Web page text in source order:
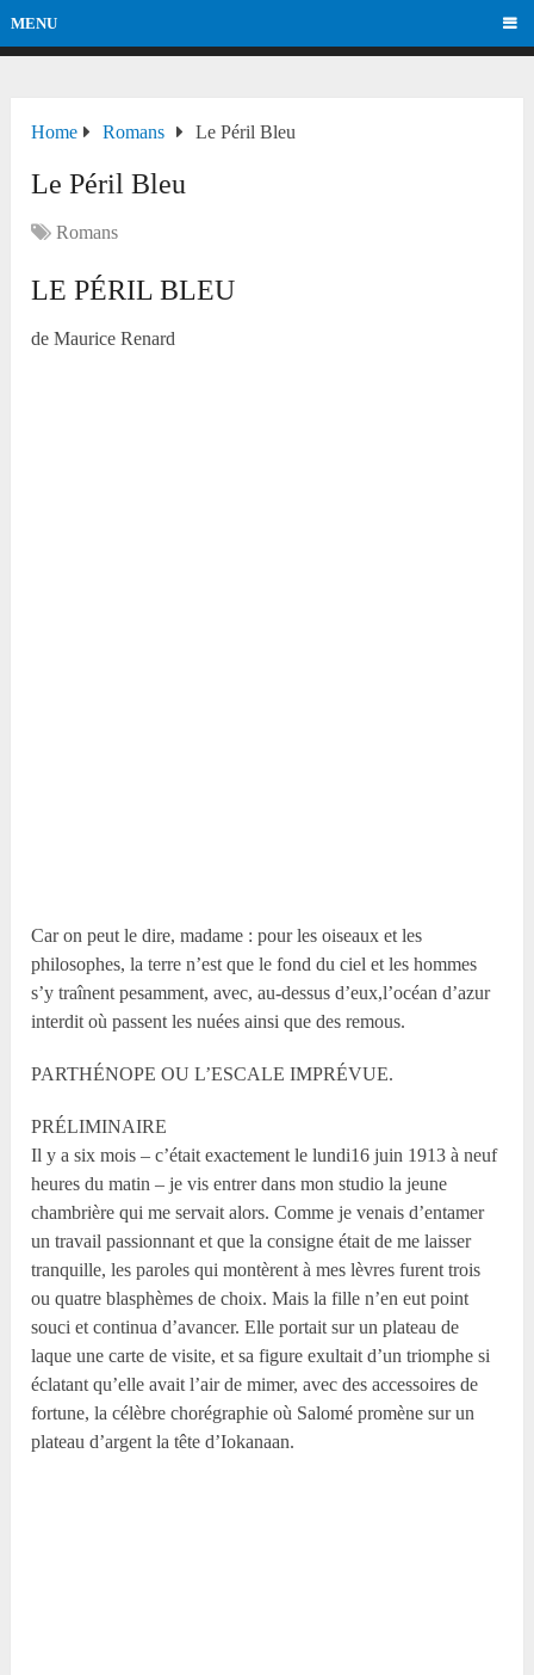
MENU
Home Romans Le Péril Bleu
Le Péril Bleu
Romans
LE PÉRIL BLEU
de Maurice Renard
Car on peut le dire, madame : pour les oiseaux et les
philosophes, la terre n’est que le fond du ciel et les hommes
s’y traînent pesamment, avec, au-dessus d’eux,l’océan d’azur
interdit où passent les nuées ainsi que des remous.
PARTHÉNOPE OU L’ESCALE IMPRÉVUE.
PRÉLIMINAIRE
Il y a six mois – c’était exactement le lundi16 juin 1913 à neuf
heures du matin – je vis entrer dans mon studio la jeune
chambrière qui me servait alors. Comme je venais d’entamer
un travail passionnant et que la consigne était de me laisser
tranquille, les paroles qui montèrent à mes lèvres furent trois
ou quatre blasphèmes de choix. Mais la fille n’en eut point
souci et continua d’avancer. Elle portait sur un plateau de
laque une carte de visite, et sa figure exultait d’un triomphe si
éclatant qu’elle avait l’air de mimer, avec des accessoires de
fortune, la célèbre chorégraphie où Salomé promène sur un
plateau d’argent la tête d’Iokanaan.